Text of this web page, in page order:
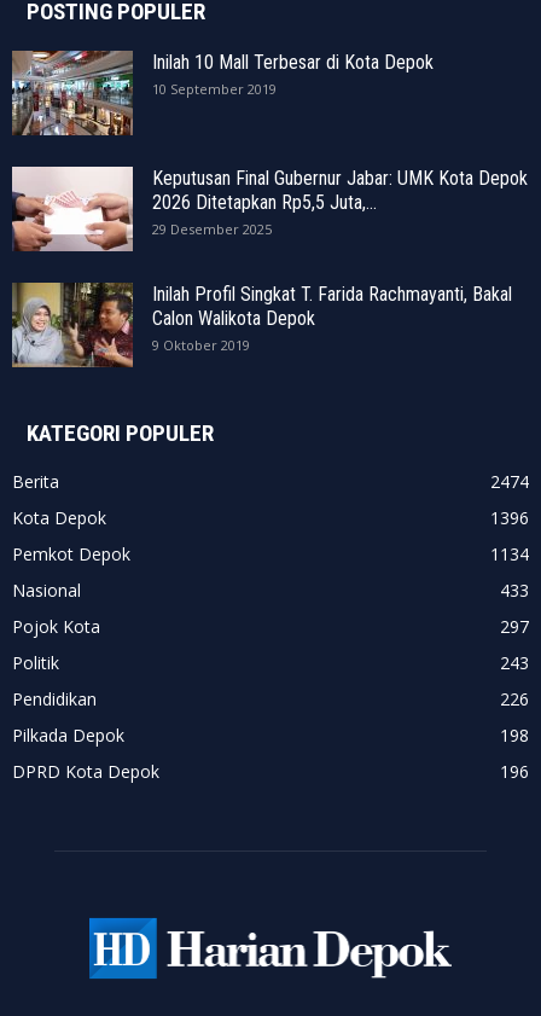
POSTING POPULER
Inilah 10 Mall Terbesar di Kota Depok
10 September 2019
Keputusan Final Gubernur Jabar: UMK Kota Depok
2026 Ditetapkan Rp5,5 Juta,...
29 Desember 2025
Inilah Profil Singkat T. Farida Rachmayanti, Bakal
Calon Walikota Depok
9 Oktober 2019
KATEGORI POPULER
Berita
2474
Kota Depok
1396
Pemkot Depok
1134
Nasional
433
Pojok Kota
297
Politik
243
Pendidikan
226
Pilkada Depok
198
DPRD Kota Depok
196